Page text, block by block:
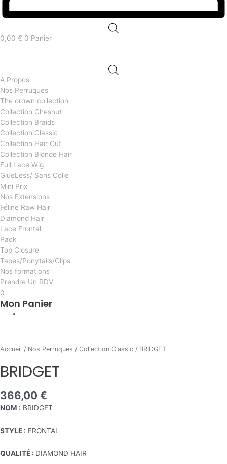
0,00 € 0 Panier
A Propos
Nos Perruques
The crown collection
Collection Chesnut
Collection Braids
Collection Classic
Collection Hair Cut
Collection Blonde Hair
Full Lace Wig
GlueLess/ Sans Colle
Mini Prix
Nos Extensions
Féline Raw Hair
Diamond Hair
Lace Frontal
Pack
Top Closure
Tapes/Ponytails/Clips
Nos formations
Prendre Un RDV
0
Mon Panier
Accueil / Nos Perruques / Collection Classic / BRIDGET
BRIDGET
366,00 €
NOM : BRIDGET
STYLE : FRONTAL
QUALITÉ : DIAMOND HAIR
de